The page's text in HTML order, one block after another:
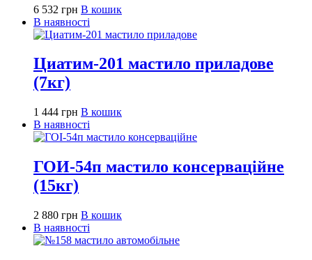
6 532 грн В кошик
В наявності
Циатим-201 мастило приладове
(7кг)
1 444 грн В кошик
В наявності
ГОИ-54п мастило консерваційне
(15кг)
2 880 грн В кошик
В наявності